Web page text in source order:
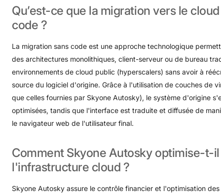
Qu’est-ce que la migration vers le cloud
code ?
La migration sans code est une approche technologique
des architectures monolithiques, client-serveur ou de bureau
environnements de cloud public (hyperscalers) sans avoir à
source du logiciel d'origine. Grâce à l'utilisation de couches de
que celles fournies par Skyone Autosky), le système d'origine
optimisées, tandis que l'interface est traduite et diffusée de
le navigateur web de l'utilisateur final.
Comment Skyone Autosky optimise-t-il
l'infrastructure cloud ?
Skyone Autosky assure le contrôle financier et l'optimisation